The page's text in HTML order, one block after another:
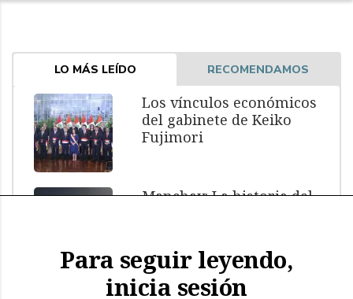
LO MÁS LEÍDO RECOMENDAMOS
Los vínculos económicos
del gabinete de Keiko
Fujimori
Manchay: La historia del
El impacto de El Niño: más
Para seguir leyendo,
inicia sesión